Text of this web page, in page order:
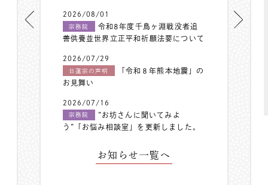
2026/08/01
宗務院
令和8年度千鳥ヶ淵戦没者追
善供養並世界立正平和祈願法要について
2026/07/29
日蓮宗の声明
「令和８年熊本地震」の
お見舞い
2026/07/16
宗務院
”お坊さんに聞いてみよ
う”「お悩み相談室」を更新しました。
お知らせ一覧へ